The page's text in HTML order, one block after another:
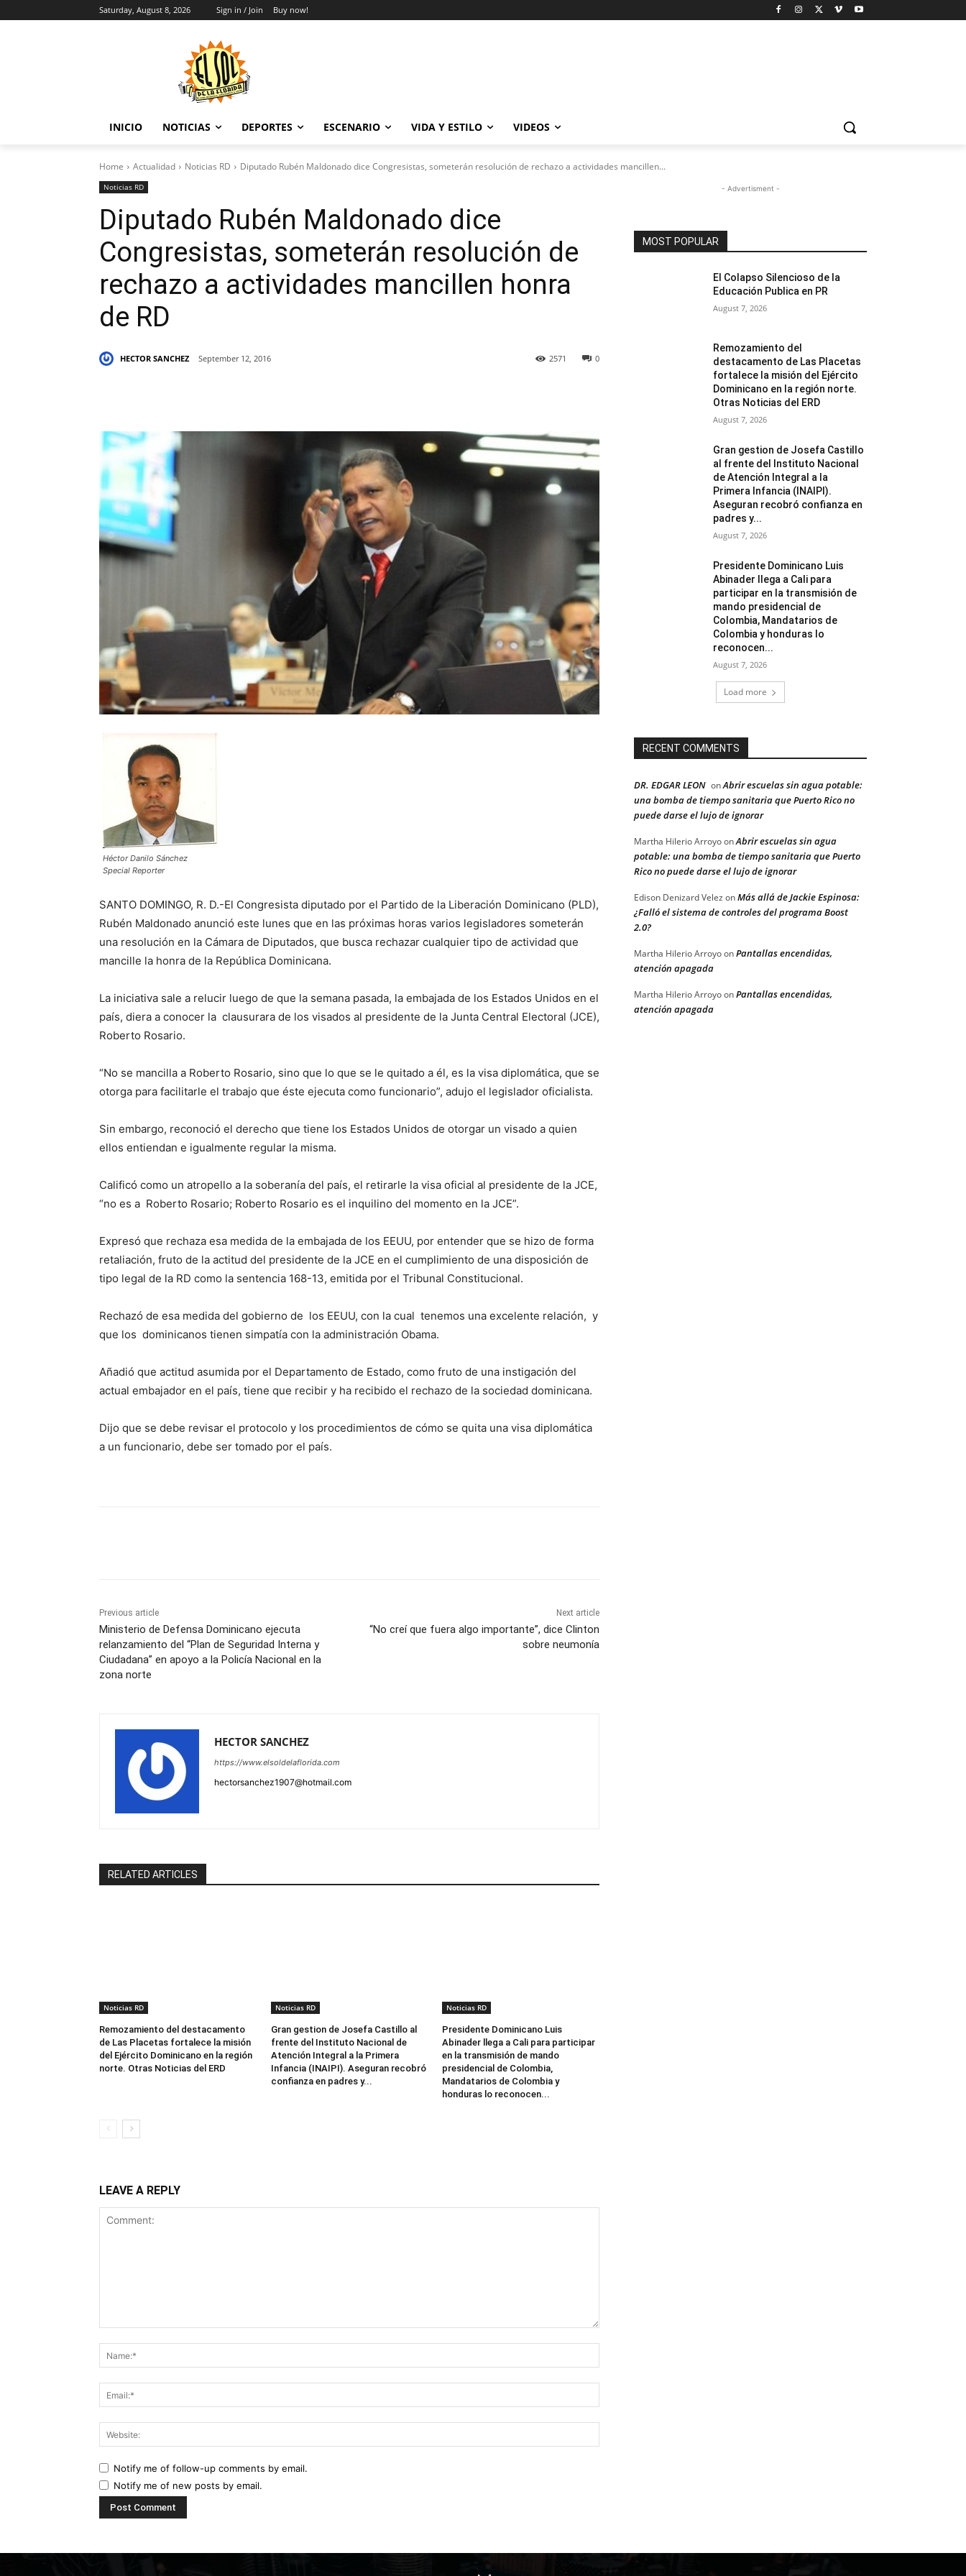
Saturday, August 8, 2026 Sign in / Join Buy now!
INICIO NOTICIAS DEPORTES ESCENARIO VIDA Y ESTILO VIDEOS
Home Actualidad Noticias RD Diputado Rubén Maldonado dice Congresistas, someterán resolución de rechazo a actividades mancillen...
Noticias RD
Diputado Rubén Maldonado dice
Congresistas, someterán resolución de
rechazo a actividades mancillen honra
de RD
HECTOR SANCHEZ September 12, 2016 0
2571
Héctor Danilo Sánchez
Special Reporter
SANTO DOMINGO, R. D.-El Congresista diputado por el Partido de la Liberación Dominicano (PLD),
Rubén Maldonado anunció este lunes que en las próximas horas varios legisladores someterán
una resolución en la Cámara de Diputados, que busca rechazar cualquier tipo de actividad que
mancille la honra de la República Dominicana.
La iniciativa sale a relucir luego de que la semana pasada, la embajada de los Estados Unidos en el
país, diera a conocer la clausurara de los visados al presidente de la Junta Central Electoral (JCE),
Roberto Rosario.
“No se mancilla a Roberto Rosario, sino que lo que se le quitado a él, es la visa diplomática, que se
otorga para facilitarle el trabajo que éste ejecuta como funcionario”, adujo el legislador oficialista.
Sin embargo, reconoció el derecho que tiene los Estados Unidos de otorgar un visado a quien
ellos entiendan e igualmente regular la misma.
Calificó como un atropello a la soberanía del país, el retirarle la visa oficial al presidente de la JCE,
“no es a Roberto Rosario; Roberto Rosario es el inquilino del momento en la JCE”.
Expresó que rechaza esa medida de la embajada de los EEUU, por entender que se hizo de forma
retaliación, fruto de la actitud del presidente de la JCE en el cumplimiento de una disposición de
tipo legal de la RD como la sentencia 168-13, emitida por el Tribunal Constitucional.
Rechazó de esa medida del gobierno de los EEUU, con la cual tenemos una excelente relación, y
que los dominicanos tienen simpatía con la administración Obama.
Añadió que actitud asumida por el Departamento de Estado, como fruto de una instigación del
actual embajador en el país, tiene que recibir y ha recibido el rechazo de la sociedad dominicana.
Dijo que se debe revisar el protocolo y los procedimientos de cómo se quita una visa diplomática
a un funcionario, debe ser tomado por el país.
Previous article
Ministerio de Defensa Dominicano ejecuta
relanzamiento del “Plan de Seguridad Interna y
Ciudadana” en apoyo a la Policía Nacional en la
zona norte
Next article
“No creí que fuera algo importante”, dice Clinton
sobre neumonía
HECTOR SANCHEZ
https://www.elsoldelaflorida.com
hectorsanchez1907@hotmail.com
RELATED ARTICLES
Noticias RD
Remozamiento del destacamento
de Las Placetas fortalece la misión
del Ejército Dominicano en la región
norte. Otras Noticias del ERD
Noticias RD
Gran gestion de Josefa Castillo al
frente del Instituto Nacional de
Atención Integral a la Primera
Infancia (INAIPI). Aseguran recobró
confianza en padres y...
Noticias RD
Presidente Dominicano Luis
Abinader llega a Cali para participar
en la transmisión de mando
presidencial de Colombia,
Mandatarios de Colombia y
honduras lo reconocen...
LEAVE A REPLY
Notify me of follow-up comments by email.
Notify me of new posts by email.
- Advertisment -
MOST POPULAR
El Colapso Silencioso de la
Educación Publica en PR
August 7, 2026
Remozamiento del
destacamento de Las Placetas
fortalece la misión del Ejército
Dominicano en la región norte.
Otras Noticias del ERD
August 7, 2026
Gran gestion de Josefa Castillo
al frente del Instituto Nacional
de Atención Integral a la
Primera Infancia (INAIPI).
Aseguran recobró confianza en
padres y...
August 7, 2026
Presidente Dominicano Luis
Abinader llega a Cali para
participar en la transmisión de
mando presidencial de
Colombia, Mandatarios de
Colombia y honduras lo
reconocen...
August 7, 2026
Load more
RECENT COMMENTS
DR. EDGAR LEON onAbrir escuelas sin agua potable:
una bomba de tiempo sanitaria que Puerto Rico no
puede darse el lujo de ignorar
Martha Hilerio ArroyoonAbrir escuelas sin agua
potable: una bomba de tiempo sanitaria que Puerto
Rico no puede darse el lujo de ignorar
Edison Denizard Velez onMás allá de Jackie Espinosa:
¿Falló el sistema de controles del programa Boost
2.0?
Martha Hilerio ArroyoonPantallas encendidas,
atención apagada
Martha Hilerio ArroyoonPantallas encendidas,
atención apagada